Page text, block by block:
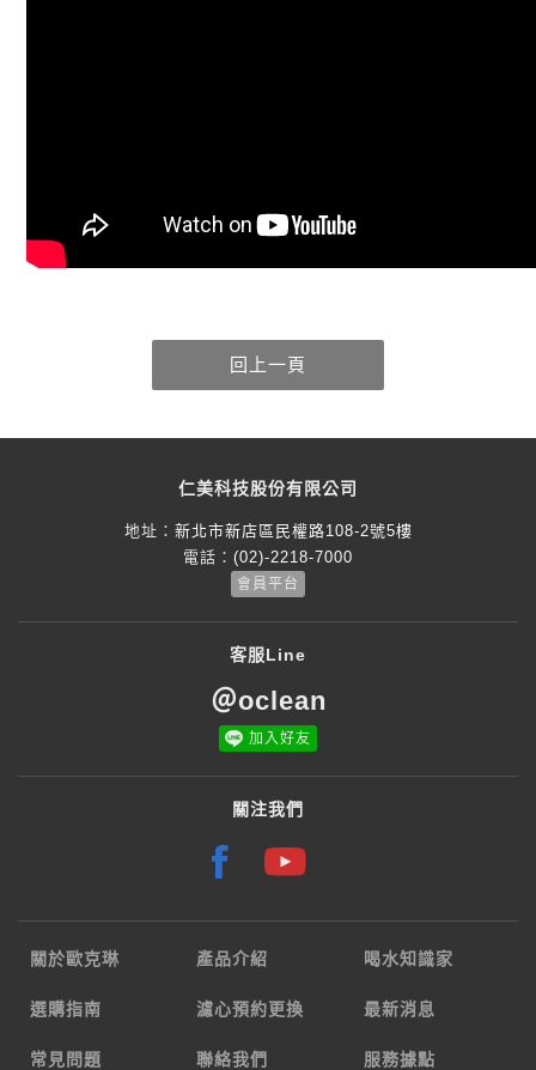
仁美科技股份有限公司
地址： 新北市新店區民權路108-2號5樓
電話： (02)-2218-7000
會員平台
客服Line
＠oclean
加入好友
關注我們
關於歐克琳 產品介紹 喝水知識家
選購指南 濾心預約更換 最新消息
常見問題 聯絡我們 服務據點